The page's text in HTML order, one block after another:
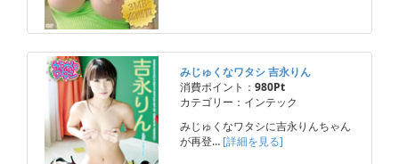
みじゅくなワタシ 吉永りん
消費ポイント： 980Pt
カテゴリー：インテック
みじゅくなワタシに吉永りんちゃん
が再登… [詳細を見る]